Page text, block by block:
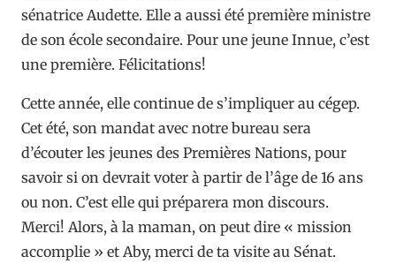
sénatrice Audette. Elle a aussi été première ministre
de son école secondaire. Pour une jeune Innue, c’est
une première. Félicitations!
Cette année, elle continue de s’impliquer au cégep.
Cet été, son mandat avec notre bureau sera
d’écouter les jeunes des Premières Nations, pour
savoir si on devrait voter à partir de l’âge de 16 ans
ou non. C’est elle qui préparera mon discours.
Merci! Alors, à la maman, on peut dire « mission
accomplie » et Aby, merci de ta visite au Sénat.